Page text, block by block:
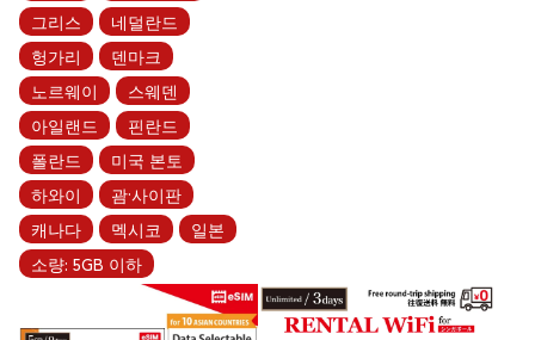
그리스
네덜란드
헝가리
덴마크
노르웨이
스웨덴
아일랜드
핀란드
폴란드
미국 본토
하와이
괌·사이판
캐나다
멕시코
일본
소량: 5GB 이하